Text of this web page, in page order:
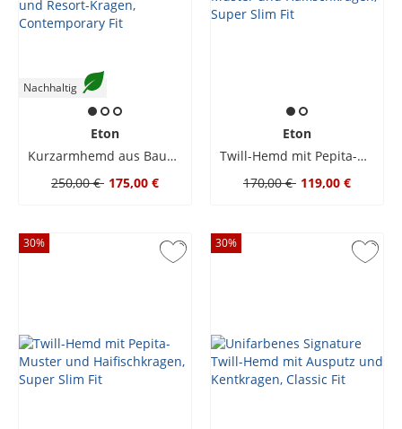
Nachhaltig
Eton
Kurzarmhemd aus Baumwolle mit Tukan-Motiv und Resort-Kragen, Contemporary Fit
250,00 € 175,00 €
Eton
Twill-Hemd mit Pepita-Muster und Haifischkragen, Super Slim Fit
170,00 € 119,00 €
30% 30%